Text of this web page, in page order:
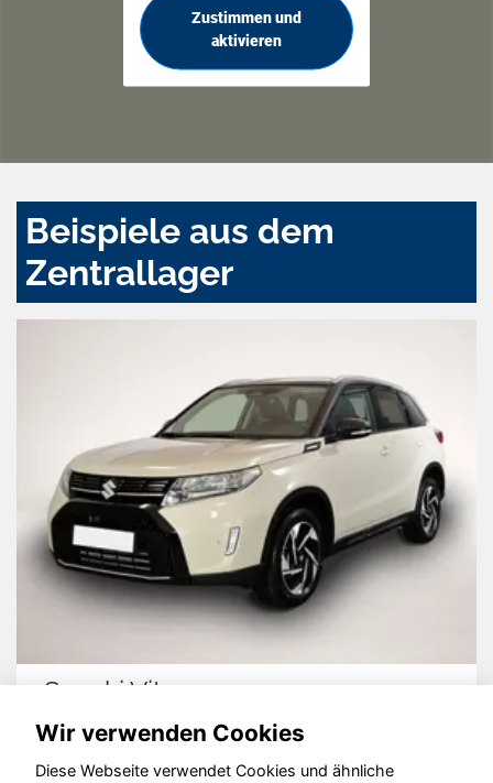
Zustimmen und
aktivieren
Beispiele aus dem
Zentrallager
Suzuki Vitara
Wir verwenden Cookies
Diese Webseite verwendet Cookies und ähnliche